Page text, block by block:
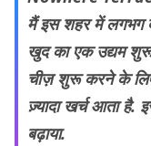
मैं इस शहर में लगभग
खुद का एक उद्यम शुरू
चीज़ शुरू करने के
ज़्यादा खर्च आता है.
बढ़ाया.